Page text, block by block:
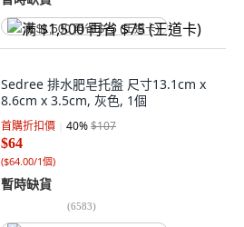
满 $1,500 再省 $75 (王道卡)
Sedree 排水肥皂托盤 尺寸13.1cm x
8.6cm x 3.5cm, 灰色, 1個
首購折扣價 40%$107
$64
($64.00/1個)
暫時缺貨
(6583)